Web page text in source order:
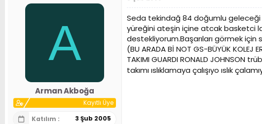
g
i
A
Arman Akboğa
Kayıtlı Üye
Katılım
3 Şub 2005
Seda tekindağ 84 doğumlu geleceği
yüreğini ateşin içine atcak basketci
destekliyorum.Başarıları görmek için
(BU ARADA Bİ NOT GS-BÜYÜK KOLEJ
TAKIMI GUARDI RONALD JOHNSON
takımı ıslıklamaya çalışıyo ıslık